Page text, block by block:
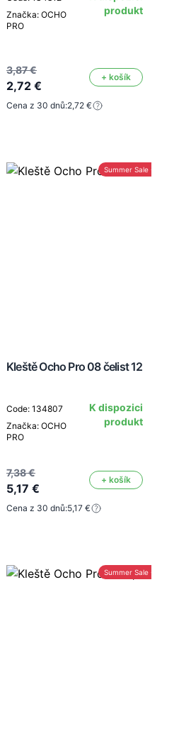
Značka: OCHO
PRO
produkt
3,87 €
2,72 €
+ košík
Cena z 30 dnů:2,72 €
Summer Sale -30%
Kleště Ocho Pro 08 čelist 12
Code: 134807
Značka: OCHO
PRO
K dispozici
produkt
7,38 €
5,17 €
+ košík
Cena z 30 dnů:5,17 €
Summer Sale -30%